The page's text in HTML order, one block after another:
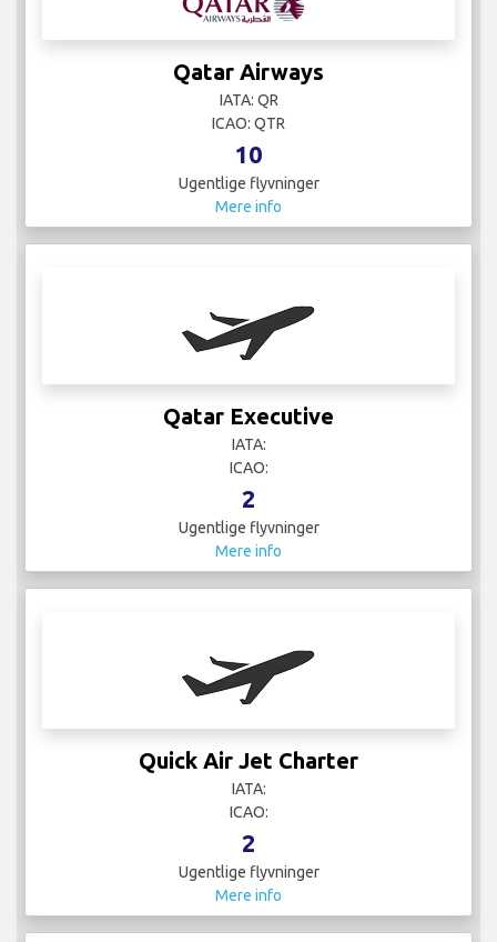
Qatar Airways
IATA: QR
ICAO: QTR
10
Ugentlige flyvninger
Mere info
Qatar Executive
IATA:
ICAO:
2
Ugentlige flyvninger
Mere info
Quick Air Jet Charter
IATA:
ICAO:
2
Ugentlige flyvninger
Mere info